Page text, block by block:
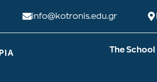
info@kotronis.edu.gr
The School